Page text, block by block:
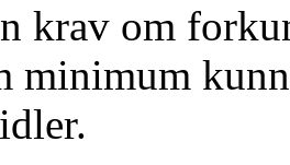
krav om
minimum